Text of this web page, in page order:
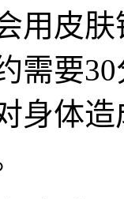
用皮
需要
身体